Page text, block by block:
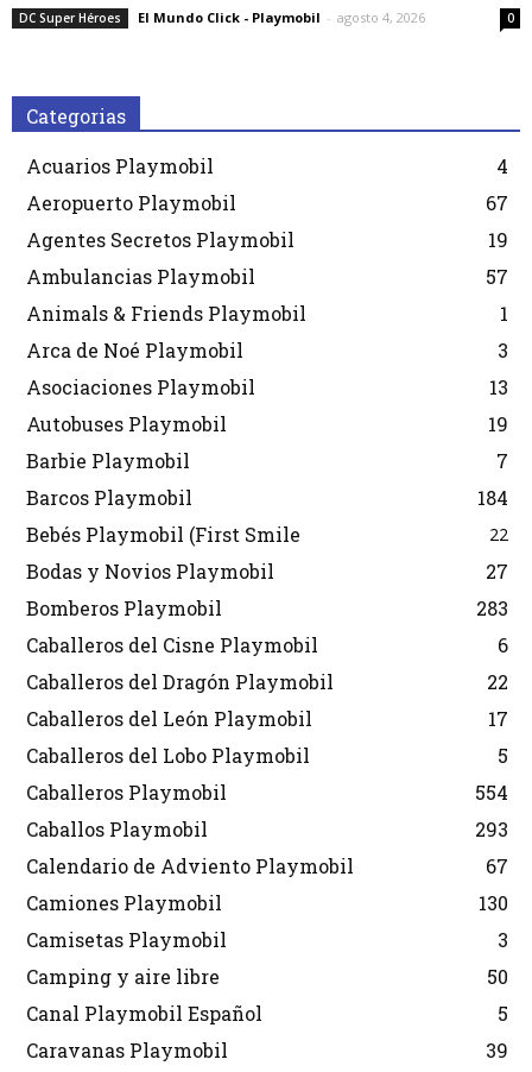
DC Super Héroes El Mundo Click - Playmobil - agosto 4, 2026 0
Categorias
Acuarios Playmobil
4
Aeropuerto Playmobil
67
Agentes Secretos Playmobil
19
Ambulancias Playmobil
57
Animals & Friends Playmobil
1
Arca de Noé Playmobil
3
Asociaciones Playmobil
13
Autobuses Playmobil
19
Barbie Playmobil
7
Barcos Playmobil
184
Bebés Playmobil (First Smile
22
Bodas y Novios Playmobil
27
Bomberos Playmobil
283
Caballeros del Cisne Playmobil
6
Caballeros del Dragón Playmobil
22
Caballeros del León Playmobil
17
Caballeros del Lobo Playmobil
5
Caballeros Playmobil
554
Caballos Playmobil
293
Calendario de Adviento Playmobil
67
Camiones Playmobil
130
Camisetas Playmobil
3
Camping y aire libre
50
Canal Playmobil Español
5
Caravanas Playmobil
39